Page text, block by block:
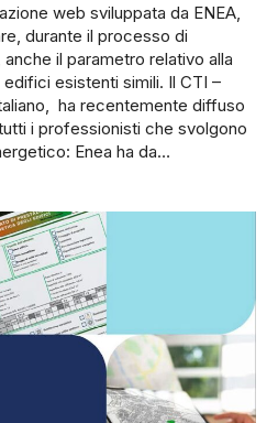
web sviluppata da ENEA,
durante il processo di
il parametro relativo alla
esistenti simili. Il CTI –
ha recentemente diffuso
i professionisti che svolgono
Enea ha da…